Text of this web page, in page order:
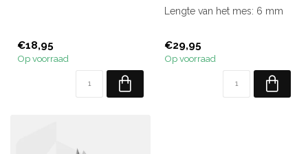
€18,95
Op voorraad
Lengte van het mes: 6 mm
€29,95
Op voorraad